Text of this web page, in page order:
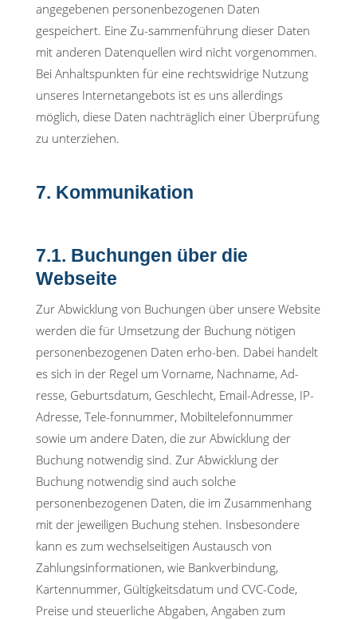
angegebenen personenbezogenen Daten
gespeichert. Eine Zu-sammenführung dieser Daten
mit anderen Datenquellen wird nicht vorgenommen.
Bei Anhaltspunkten für eine rechtswidrige Nutzung
unseres Internetangebots ist es uns allerdings
möglich, diese Daten nachträglich einer Überprüfung
zu unterziehen.
7. Kommunikation
7.1. Buchungen über die
Webseite
Zur Abwicklung von Buchungen über unsere Website
werden die für Umsetzung der Buchung nötigen
personenbezogenen Daten erho-ben. Dabei handelt
es sich in der Regel um Vorname, Nachname, Ad-
resse, Geburtsdatum, Geschlecht, Email-Adresse, IP-
Adresse, Tele-fonnummer, Mobiltelefonnummer
sowie um andere Daten, die zur Abwicklung der
Buchung notwendig sind. Zur Abwicklung der
Buchung notwendig sind auch solche
personenbezogenen Daten, die im Zusammenhang
mit der jeweiligen Buchung stehen. Insbesondere
kann es zum wechselseitigen Austausch von
Zahlungsinformationen, wie Bankverbindung,
Kartennummer, Gültigkeitsdatum und CVC-Code,
Preise und steuerliche Abgaben, Angaben zum